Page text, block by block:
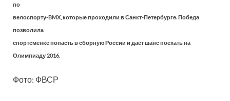
по
велоспорту-BMX, которые проходили в Санкт-Петербурге. Победа
позволила
спортсменке попасть в сборную России и дает шанс поехать на
Олимпиаду 2016.
Фото: ФВСР